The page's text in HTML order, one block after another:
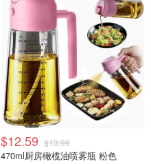
$12.59 $13.99
470ml厨房橄榄油喷雾瓶 粉色